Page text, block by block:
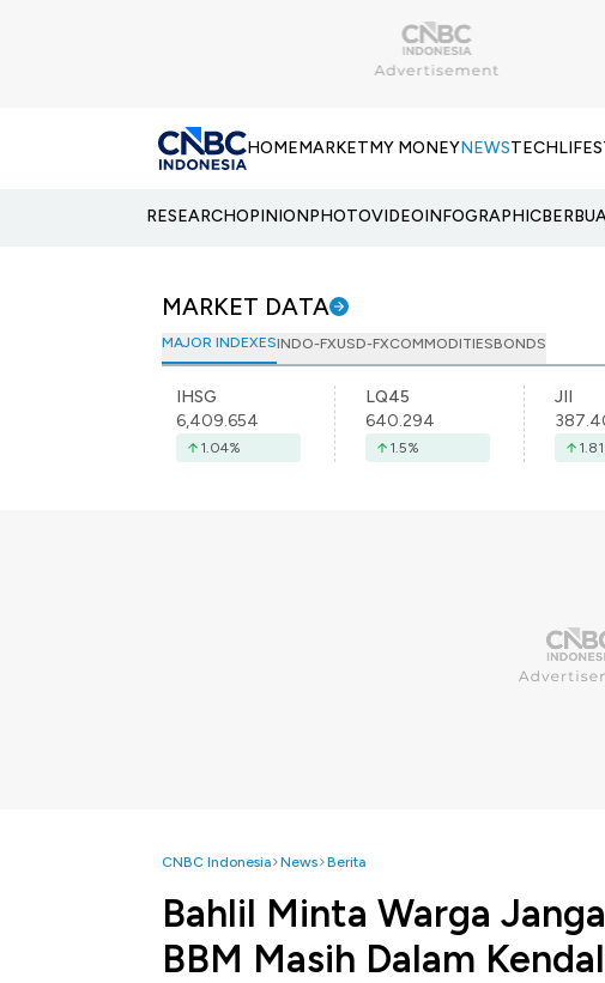
HOMEMARKETMY MONEYNEWSTECH
RESEARCHOPINIONPHOTOVIDEOINFOGRAPHIC
MARKET DATA
MAJOR INDEXESINDO-FXUSD-FXCOMMODITIESBONDS
IHSG
6,409.654
1.04%
LQ45
640.294
1.5%
JII
1.81
CNBC Indonesia News Berita
Bahlil Minta Warga
BBM Masih Dalam